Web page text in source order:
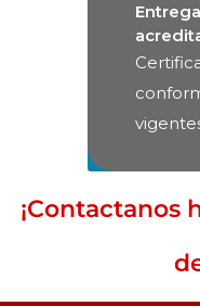
¡Contactanos